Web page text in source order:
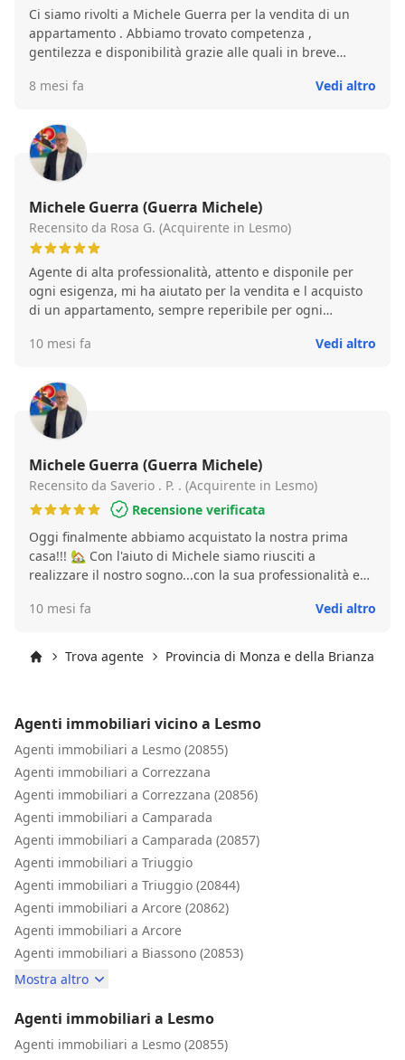
Ci siamo rivolti a Michele Guerra per la vendita di un
appartamento . Abbiamo trovato competenza ,
gentilezza e disponibilità grazie alle quali in breve
galleria fotografica. Mario
8 mesi fa Vedi altro
Michele Guerra (Guerra Michele)
Recensito da Rosa G. (Acquirente in Lesmo)
Agente di alta professionalità, attento e disponile per
ogni esigenza, mi ha aiutato per la vendita e l acquisto
di un appartamento, sempre reperibile per ogni
anche per la ristrutturazione e arredamento consiglio
Michele
10 mesi fa Vedi altro
Michele Guerra (Guerra Michele)
Recensito da Saverio . P. . (Acquirente in Lesmo)
Recensione verificata
Oggi finalmente abbiamo acquistato la nostra prima
casa!!! 🏡 Con l'aiuto di Michele siamo riusciti a
realizzare il nostro sogno...con la sua professionalità e
all'ultimo giorno. Ci ha supportato e "sopportato" su
se volete acquistare o vendere un immobile affidatevi a
Michele Guerra!!! Grazie ancora di tutto!!!
10 mesi fa Vedi altro
Trova agente Provincia di Monza e della Brianza
Agenti immobiliari vicino a Lesmo
Agenti immobiliari a Lesmo (20855)
Agenti immobiliari a Correzzana
Agenti immobiliari a Correzzana (20856)
Agenti immobiliari a Camparada
Agenti immobiliari a Camparada (20857)
Agenti immobiliari a Triuggio
Agenti immobiliari a Triuggio (20844)
Agenti immobiliari a Arcore (20862)
Agenti immobiliari a Arcore
Agenti immobiliari a Biassono (20853)
Mostra altro
Agenti immobiliari a Lesmo
Agenti immobiliari a Lesmo (20855)